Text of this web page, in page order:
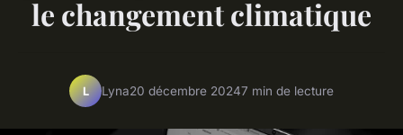
le changement climatique
L Lyna20 décembre 20247 min de lecture